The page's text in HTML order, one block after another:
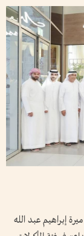
إبراهيم عبد الله